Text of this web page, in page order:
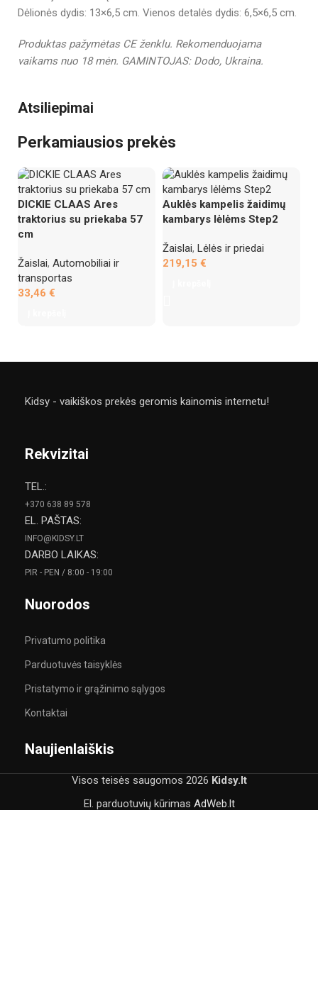
Dėlionės dydis: 13×6,5 cm. Vienos detalės dydis: 6,5×6,5 cm.
Produktas pažymėtas CE ženklu. Rekomenduojama
vaikams nuo 18 mėn. GAMINTOJAS: Dodo, Ukraina.
Atsiliepimai
Perkamiausios prekės
DICKIE CLAAS Ares
traktorius su priekaba 57
cm
Žaislai, Automobiliai ir
transportas
33,46 €
Auklės kampelis žaidimų
kambarys lėlėms Step2
Žaislai, Lėlės ir priedai
219,15 €
Kidsy - vaikiškos prekės geromis kainomis internetu!
Rekvizitai
TEL.:
+370 638 89 578
EL. PAŠTAS:
INFO@KIDSY.LT
DARBO LAIKAS:
PIR - PEN / 8:00 - 19:00
Nuorodos
Privatumo politika
Parduotuvės taisyklės
Pristatymo ir grąžinimo sąlygos
Kontaktai
Naujienlaiškis
Visos teisės saugomos 2026 Kidsy.lt
El. parduotuvių kūrimas AdWeb.lt